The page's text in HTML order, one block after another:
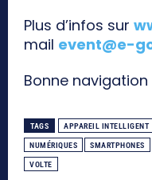
Plus d’infos sur
mail event@e-
Bonne navigation
TAGS APPAREIL INTELLIGENT
NUMÉRIQUES SMARTPHONES
VOLTE